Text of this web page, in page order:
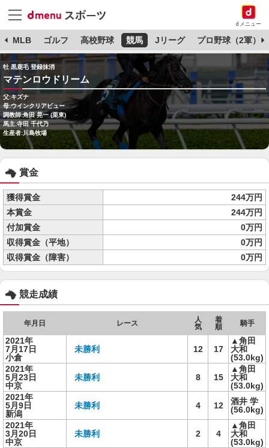
dメニュー
MLB ゴルフ 高校野球 競馬 Jリーグ プロ野球（2軍）
牡 黒鹿毛 登録抹消
マテンロウドリーム
父:キズナ
母:ウインクリアビュー
調教師:角田 晃一 (栗東)
馬主:寺田 千代乃
生産者:川島牧場
賞金
獲得賞金
244万円
本賞金
244万円
付加賞金
0万円
収得賞金（平地）
0万円
収得賞金（障害）
0万円
競走成績
年月日 レース
人
気
着
順
騎手
2021年
7月17日
小倉
未勝利 12 17
▲角田
大和
(53.0kg)
2021年
5月23日
中京
未勝利 8 15
▲角田
大和
(53.0kg)
2021年
5月9日
新潟
未勝利 4 12
酒井 学
(56.0kg)
2021年
3月20日
中京
未勝利 2 4
▲角田
大和
(53.0kg)